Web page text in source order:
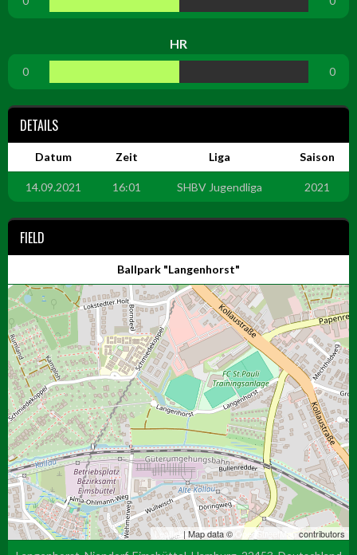
HR
0 0
DETAILS
Datum Zeit Liga Saison
14.09.2021 16:01 SHBV Jugendliga 2021
FIELD
Ballpark "Langenhorst"
Leaflet | Map data © OpenStreetMapcontributors